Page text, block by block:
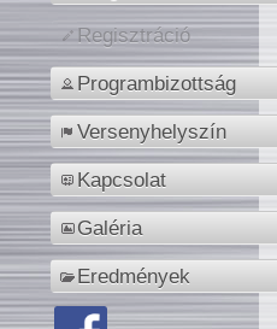
Regisztráció
Programbizottság
Versenyhelyszín
Kapcsolat
Galéria
Eredmények